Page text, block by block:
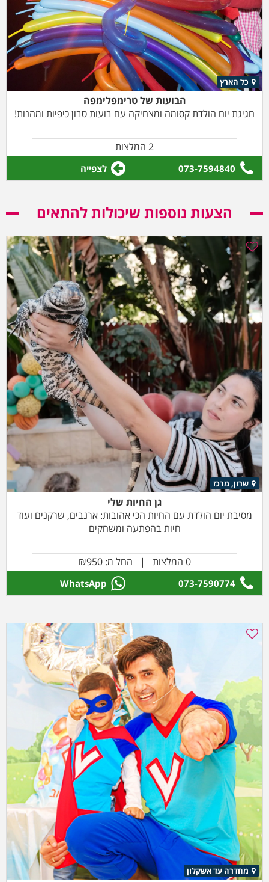
כל הארץ
הבועות של טרימפלימפה
חגיגת יום הולדת קסומה ומצחיקה עם בועות סבון כיפיות ומהנות!
2 המלצות
073-7594840 לצפייה
הצעות נוספות שיכולות להתאים
שרון, מרכז
גן החיות שלי
מסיבת יום הולדת עם החיות הכי אהובות: ארנבים, שרקנים ועוד
חיות בהפתעה ומשחקים
0 המלצות | החל מ: ₪950
073-7590774
WhatsApp
מחדרה עד אשקלון